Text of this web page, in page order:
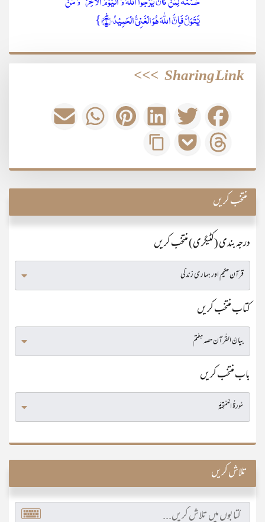
یَّتَوَلَّ فَاِنَّ اللّٰہَ ہُوَ الۡغَنِیُّ الۡحَمِیۡدُ ٪﴿۶﴾}
Sharing Link
>>>
منتخب کریں
درجہ بندی (کٹیگری) منتخب کریں
کتاب منتخب کریں
باب منتخب کریں
تلاش کریں